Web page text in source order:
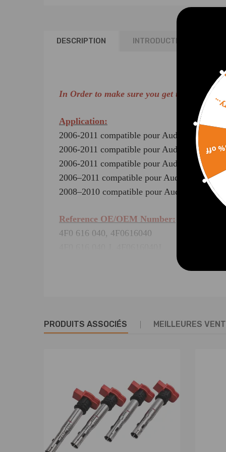
DESCRIPTION INTRODUCTION
In Order to make sure you get the right
Application:
2006-2011 compatible pour Audi A6 (4F2,
2006-2011 compatible pour Audi A6 Avant
2006-2011 compatible pour Audi A6
2006–2011 compatible pour Audi S6 (4F,
2008–2010 compatible pour Audi RS6
Reference OE/OEM Number:
4F0 616 040, 4F0616040
4F0 616 040 N, 4F0616040N
4F0 616 040 Q, 4F0616040Q
Specification:
Condition:Nouveau
Placement sur le véhicule :
Quantité :
1 pièce amortisseur
(for le côté
Garantie : 2 ans de garantie for tout défaut de
PRODUITS ASSOCIÉS MEILLEURES
15%